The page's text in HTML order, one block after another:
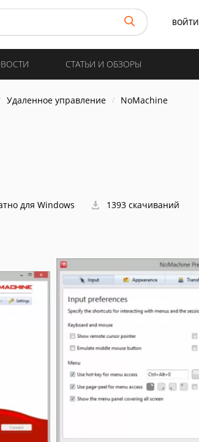
ВОЙТИ
СТАТЬИ И ОБЗОРЫ
Удаленное управление NoMachine
для Windows 1393 скачиваний